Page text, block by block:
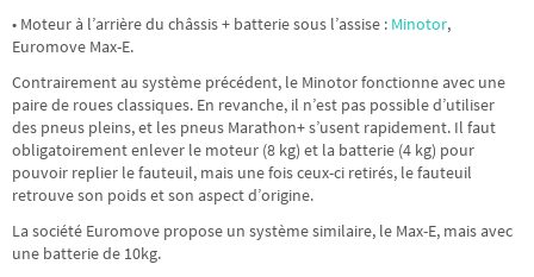
• Moteur à l’arrière du châssis + batterie sous l’assise : Minotor,
Euromove Max-E.
Contrairement au système précédent, le Minotor fonctionne avec une
paire de roues classiques. En revanche, il n’est pas possible d’utiliser
des pneus pleins, et les pneus Marathon+ s’usent rapidement. Il faut
obligatoirement enlever le moteur (8 kg) et la batterie (4 kg) pour
pouvoir replier le fauteuil, mais une fois ceux-ci retirés, le fauteuil
retrouve son poids et son aspect d’origine.
La société Euromove propose un système similaire, le Max-E, mais avec
une batterie de 10kg.